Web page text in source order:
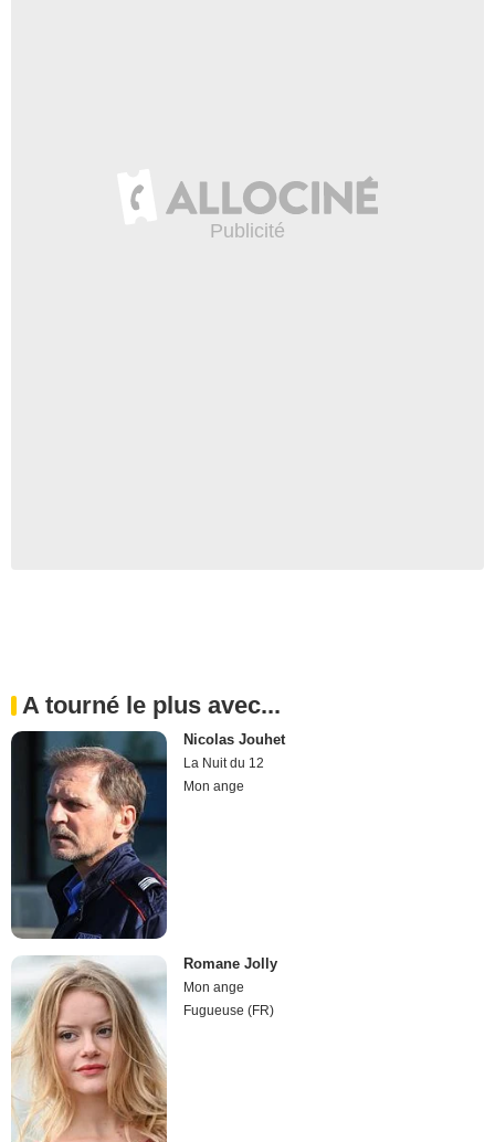
A tourné le plus avec...
Nicolas Jouhet
La Nuit du 12
Mon ange
Romane Jolly
Mon ange
Fugueuse (FR)